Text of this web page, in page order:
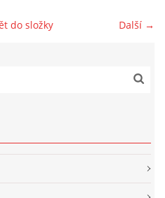
Další →
do složky